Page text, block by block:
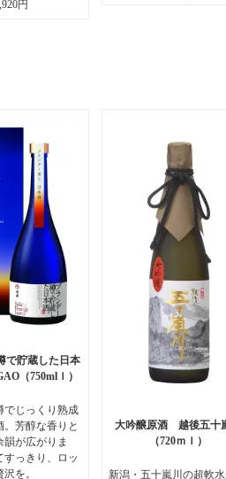
円
で貯蔵した日本
（750mlｌ）
でじっくり熟成
。芳醇な香りと
韻が広がりま
すっきり、ロッ
を。
大吟醸原酒 越後五十
（720ｍｌ）
新潟・五十嵐川の超軟